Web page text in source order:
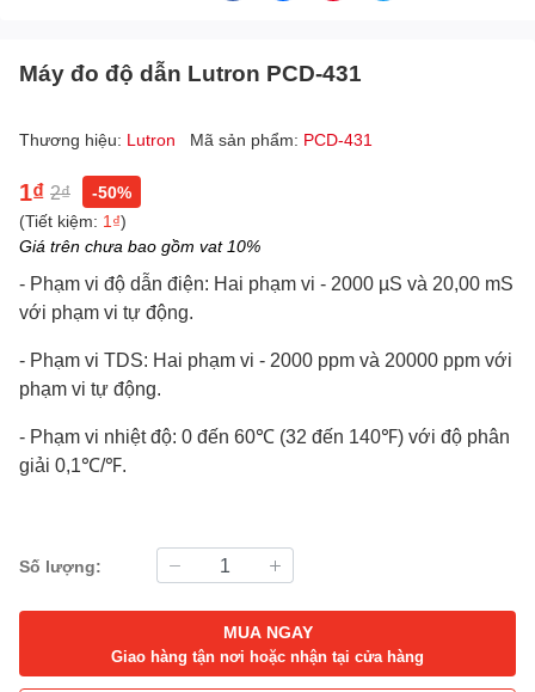
Máy đo độ dẫn Lutron PCD-431
Thương hiệu: Lutron Mã sản phẩm: PCD-431
1₫ 2₫
-50%
(Tiết kiệm: 1₫)
Giá trên chưa bao gồm vat 10%
- Phạm vi độ dẫn điện: Hai phạm vi - 2000 µS và 20,00 mS
với phạm vi tự động.
- Phạm vi TDS: Hai phạm vi - 2000 ppm và 20000 ppm với
phạm vi tự động.
- Phạm vi nhiệt độ: 0 đến 60℃ (32 đến 140℉) với độ phân
giải 0,1℃/℉.
Số lượng:
MUA NGAY
Giao hàng tận nơi hoặc nhận tại cửa hàng